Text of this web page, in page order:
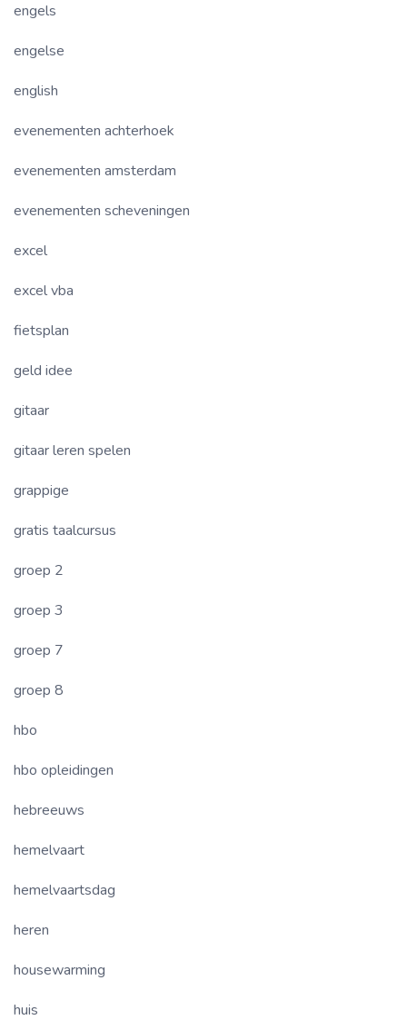
engels
engelse
english
evenementen achterhoek
evenementen amsterdam
evenementen scheveningen
excel
excel vba
fietsplan
geld idee
gitaar
gitaar leren spelen
grappige
gratis taalcursus
groep 2
groep 3
groep 7
groep 8
hbo
hbo opleidingen
hebreeuws
hemelvaart
hemelvaartsdag
heren
housewarming
huis